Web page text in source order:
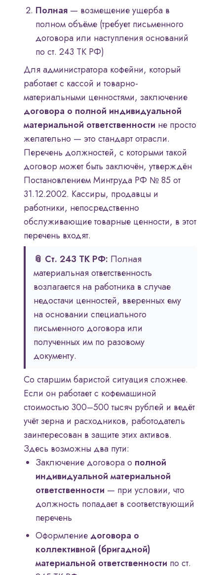
Полная — возмещение ущерба в
полном объёме (требует письменного
договора или наступления оснований
по ст. 243 ТК РФ)
Для администратора кофейни, который
работает с кассой и товарно-
материальными ценностями, заключение
договора о полной индивидуальной
материальной ответственности не просто
желательно — это стандарт отрасли.
Перечень должностей, с которыми такой
договор может быть заключён, утверждён
Постановлением Минтруда РФ № 85 от
31.12.2002. Кассиры, продавцы и
работники, непосредственно
обслуживающие товарные ценности, в этот
перечень входят.
📎 Ст. 243 ТК РФ: Полная
материальная ответственность
возлагается на работника в случае
недостачи ценностей, вверенных ему
на основании специального
письменного договора или
полученных им по разовому
документу.
Со старшим баристой ситуация сложнее.
Если он работает с кофемашиной
стоимостью 300–500 тысяч рублей и ведёт
учёт зерна и расходников, работодатель
заинтересован в защите этих активов.
Здесь возможны два пути:
Заключение договора о полной
индивидуальной материальной
ответственности — при условии, что
должность попадает в соответствующий
перечень
Оформление договора о
коллективной (бригадной)
материальной ответственности по ст.